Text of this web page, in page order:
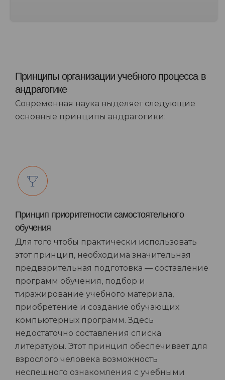
Принципы организации учебного процесса в
андрагогике
Современная наука выделяет следующие
основные принципы андрагогики:
Принцип приоритетности самостоятельного
обучения
Для того чтобы практически использовать
этот принцип, необходима значительная
предварительная подготовка — составление
программ обучения, подбор и
тиражирование учебного материала,
приобретение и создание обучающих
компьютерных программ. Здесь
недостаточно составления списка
литературы. Этот принцип обеспечивает для
взрослого человека возможность
неспешного ознакомления с учебными